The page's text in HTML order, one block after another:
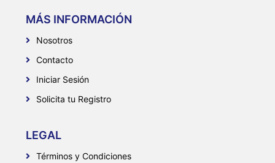
MÁS INFORMACIÓN
Nosotros
Contacto
Iniciar Sesión
Solicita tu Registro
LEGAL
Términos y Condiciones